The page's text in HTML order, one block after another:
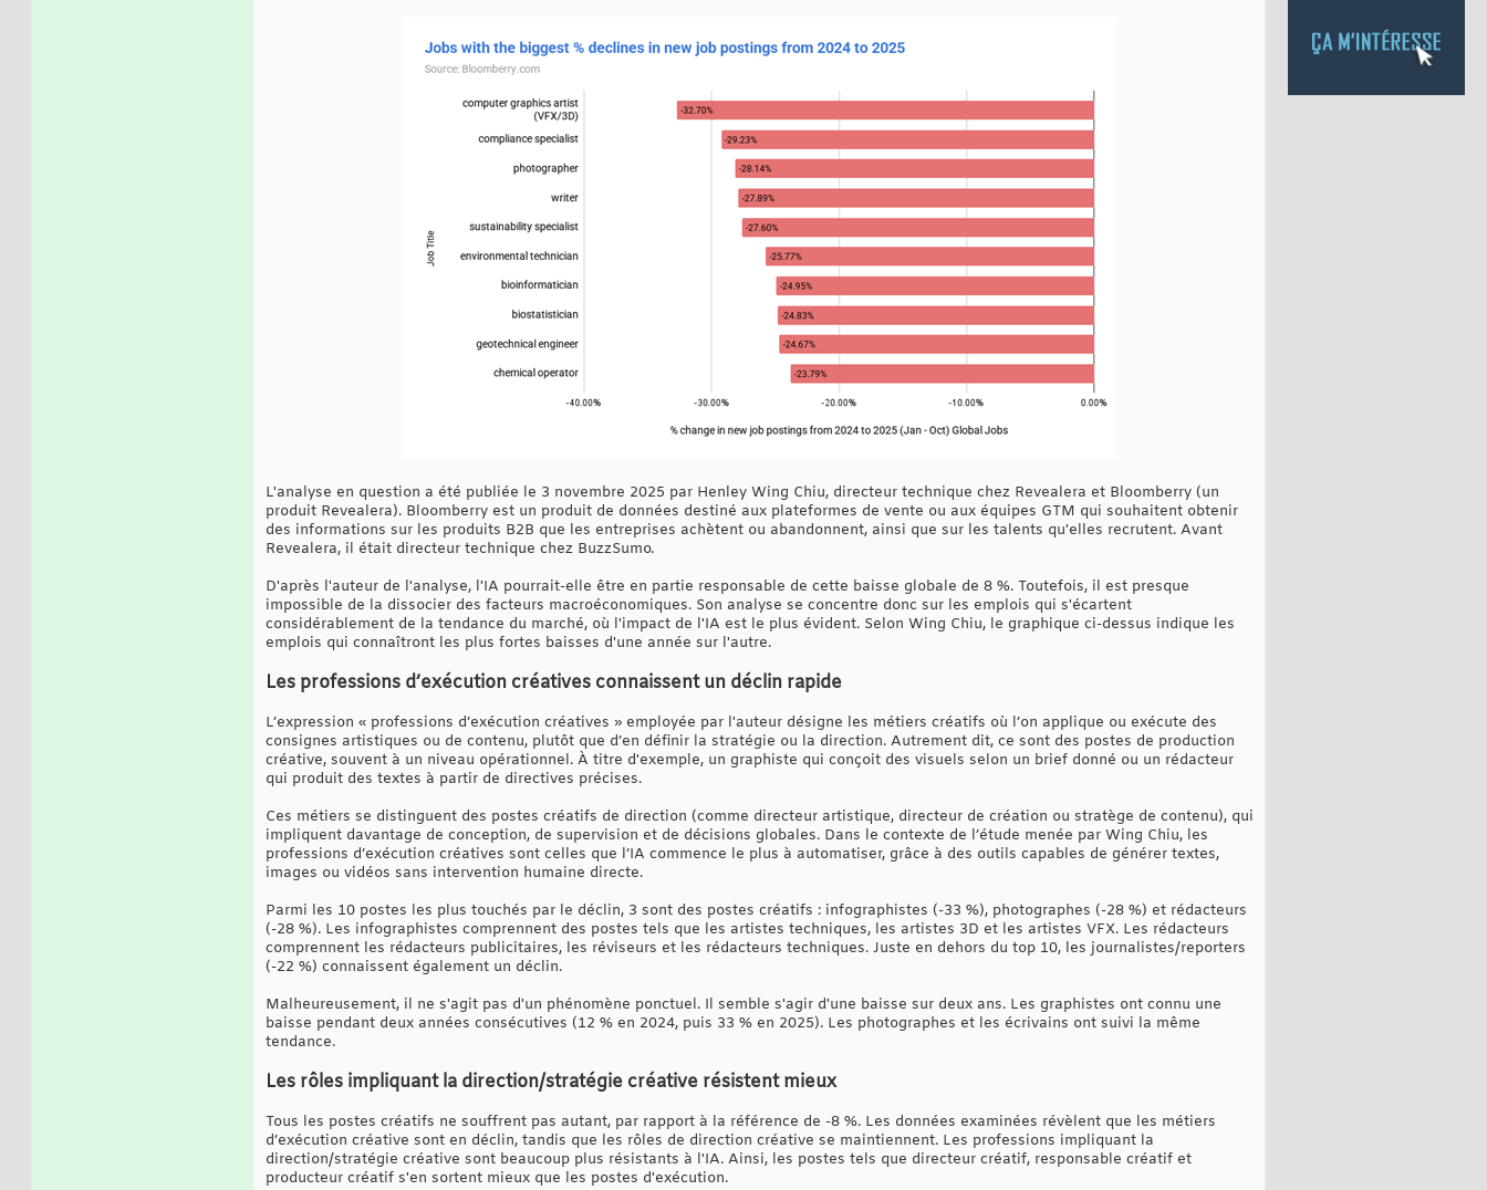
L'analyse en question a été publiée le 3 novembre 2025 par Henley Wing Chiu, directeur technique chez Revealera et Bloomberry (un
produit Revealera). Bloomberry est un produit de données destiné aux plateformes de vente ou aux équipes GTM qui souhaitent obtenir
des informations sur les produits B2B que les entreprises achètent ou abandonnent, ainsi que sur les talents qu'elles recrutent. Avant
Revealera, il était directeur technique chez BuzzSumo.
D'après l'auteur de l'analyse, l'IA pourrait-elle être en partie responsable de cette baisse globale de 8 %. Toutefois, il est presque
impossible de la dissocier des facteurs macroéconomiques. Son analyse se concentre donc sur les emplois qui s'écartent
considérablement de la tendance du marché, où l'impact de l'IA est le plus évident. Selon Wing Chiu, le graphique ci-dessus indique les
emplois qui connaîtront les plus fortes baisses d'une année sur l'autre.
Les professions d’exécution créatives connaissent un déclin rapide
L’expression « professions d’exécution créatives » employée par l'auteur désigne les métiers créatifs où l’on applique ou exécute des
consignes artistiques ou de contenu, plutôt que d’en définir la stratégie ou la direction. Autrement dit, ce sont des postes de production
créative, souvent à un niveau opérationnel. À titre d'exemple, un graphiste qui conçoit des visuels selon un brief donné ou un rédacteur
qui produit des textes à partir de directives précises.
Ces métiers se distinguent des postes créatifs de direction (comme directeur artistique, directeur de création ou stratège de contenu), qui
impliquent davantage de conception, de supervision et de décisions globales. Dans le contexte de l’étude menée par Wing Chiu, les
professions d’exécution créatives sont celles que l’IA commence le plus à automatiser, grâce à des outils capables de générer textes,
images ou vidéos sans intervention humaine directe.
Parmi les 10 postes les plus touchés par le déclin, 3 sont des postes créatifs : infographistes (-33 %), photographes (-28 %) et rédacteurs
(-28 %). Les infographistes comprennent des postes tels que les artistes techniques, les artistes 3D et les artistes VFX. Les rédacteurs
comprennent les rédacteurs publicitaires, les réviseurs et les rédacteurs techniques. Juste en dehors du top 10, les journalistes/reporters
(-22 %) connaissent également un déclin.
Malheureusement, il ne s'agit pas d'un phénomène ponctuel. Il semble s'agir d'une baisse sur deux ans. Les graphistes ont connu une
baisse pendant deux années consécutives (12 % en 2024, puis 33 % en 2025). Les photographes et les écrivains ont suivi la même
tendance.
Les rôles impliquant la direction/stratégie créative résistent mieux
Tous les postes créatifs ne souffrent pas autant, par rapport à la référence de -8 %. Les données examinées révèlent que les métiers
d’exécution créative sont en déclin, tandis que les rôles de direction créative se maintiennent. Les professions impliquant la
direction/stratégie créative sont beaucoup plus résistants à l'IA. Ainsi, les postes tels que directeur créatif, responsable créatif et
producteur créatif s'en sortent mieux que les postes d'exécution.